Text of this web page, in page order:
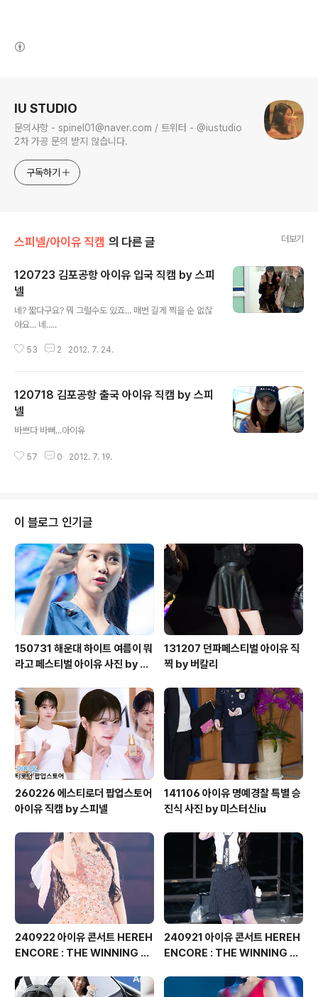
IU STUDIO
문의사항 - spinel01@naver.com / 트위터 - @iustudio
2차 가공 문의 받지 않습니다.
구독하기
스피넬/아이유 직캠 의 다른 글 더보기
120723 김포공항 아이유 입국 직캠 by 스피
넬
네? 짧다구요? 뭐 그럴수도 있죠... 매번 길게 찍을 순 없잖
아요... 네.....
53 2 2012. 7. 24.
120718 김포공항 출국 아이유 직캠 by 스피
넬
바쁘다 바뻐...아이유
57 0 2012. 7. 19.
이 블로그 인기글
150731 해운대 하이트 여름이 뭐
라고 페스티벌 아이유 사진 by 미
131207 던파페스티벌 아이유 직
찍 by 버칼리
260226 에스티로더 팝업스토어
아이유 직캠 by 스피넬
141106 아이유 명예경찰 특별 승
진식 사진 by 미스터신iu
240922 아이유 콘서트 HEREH
ENCORE : THE WINNING 직
240921 아이유 콘서트 HEREH
ENCORE : THE WINNING 직